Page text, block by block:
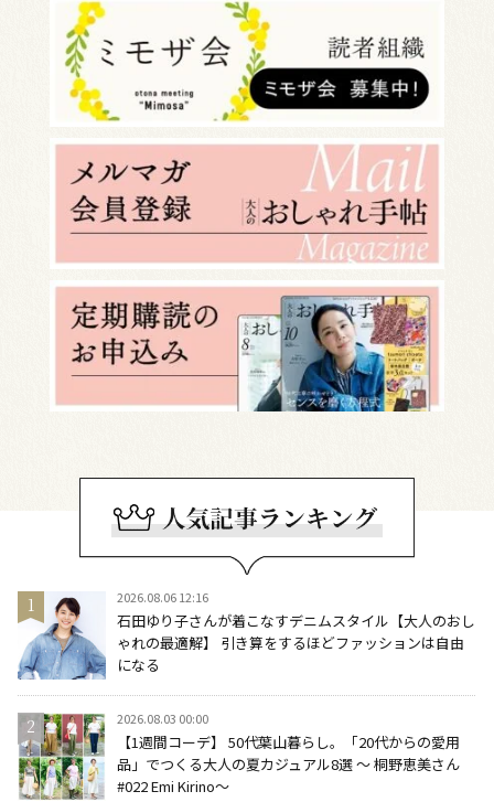
2026.08.06 12:16
石田ゆり子さんが着こなすデニムスタイル【大人のおし
ゃれの最適解】 引き算をするほどファッションは自由
になる
2026.08.03 00:00
【1週間コーデ】 50代葉山暮らし。「20代からの愛用
品」でつくる大人の夏カジュアル8選 ～ 桐野恵美さん
#022 Emi Kirino～